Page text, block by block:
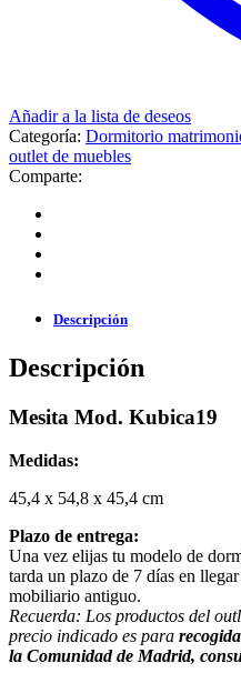
Añadir a la lista de deseos
Categoría: Dormitorio
outlet de muebles
Comparte:
Descripción
Descripción
Mesita Mod. Kubica19
Medidas:
45,4 x 54,8 x 45,4 cm
Plazo de entrega:
Una vez elijas tu modelo de
tarda un plazo de 7 días en
mobiliario antiguo.
Recuerda: Los productos del
precio indicado es para
la Comunidad de Madrid,